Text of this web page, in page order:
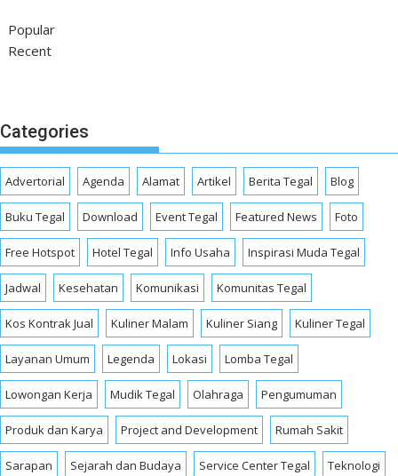
Popular
Recent
Categories
Advertorial Agenda Alamat Artikel Berita Tegal Blog
Buku Tegal Download Event Tegal Featured News Foto
Free Hotspot Hotel Tegal Info Usaha Inspirasi Muda Tegal
Jadwal Kesehatan Komunikasi Komunitas Tegal
Kos Kontrak Jual Kuliner Malam Kuliner Siang Kuliner Tegal
Layanan Umum Legenda Lokasi Lomba Tegal
Lowongan Kerja Mudik Tegal Olahraga Pengumuman
Produk dan Karya Project and Development Rumah Sakit
Sarapan Sejarah dan Budaya Service Center Tegal Teknologi